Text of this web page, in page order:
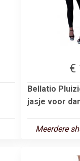
€
Bellatio
jasje voor
Meerdere